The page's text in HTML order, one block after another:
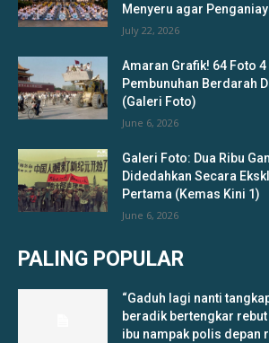
Menyeru agar
July 22, 2026
Amaran Grafik! 64 Foto
Pembunuhan Berdarah
(Galeri Foto)
June 6, 2026
Galeri Foto: Dua Ribu
Didedahkan Secara
Pertama (Kemas Kini 1)
June 6, 2026
PALING POPULAR
“Gaduh lagi nanti
beradik bertengkar
ibu nampak polis depan